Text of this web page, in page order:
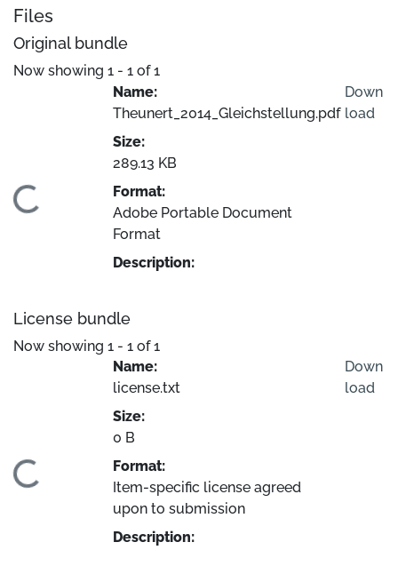
Files
Original bundle
Now showing 1 - 1 of 1
Loading...
Name:
Theunert_2014_Gleichstellung.pdf
Size:
289.13 KB
Format:
Adobe Portable Document
Format
Description:
Down
load
License bundle
Now showing 1 - 1 of 1
Loading...
Name:
license.txt
Size:
0 B
Format:
Item-specific license agreed
upon to submission
Description:
Down
load